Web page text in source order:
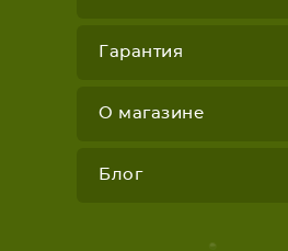
Гарантия
О магазине
Блог